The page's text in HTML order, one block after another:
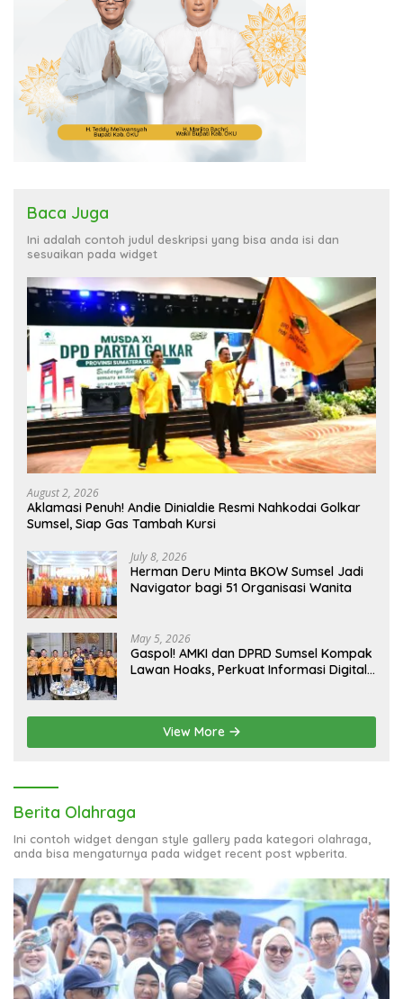
Baca Juga
Ini adalah contoh judul deskripsi yang bisa anda isi dan
sesuaikan pada widget
August 2, 2026
Aklamasi Penuh! Andie Dinialdie Resmi Nahkodai Golkar
Sumsel, Siap Gas Tambah Kursi
July 8, 2026
Herman Deru Minta BKOW Sumsel Jadi
Navigator bagi 51 Organisasi Wanita
May 5, 2026
Gaspol! AMKI dan DPRD Sumsel Kompak
Lawan Hoaks, Perkuat Informasi Digital
View More
Berita Olahraga
Ini contoh widget dengan style gallery pada kategori olahraga,
anda bisa mengaturnya pada widget recent post wpberita.